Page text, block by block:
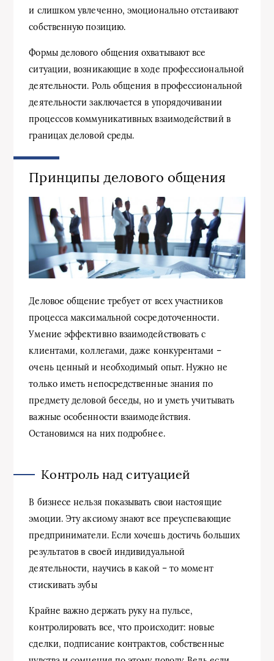
и слишком увлеченно, эмоционально отстаивают
собственную позицию.
Формы делового общения охватывают все
ситуации, возникающие в ходе профессиональной
деятельности. Роль общения в профессиональной
деятельности заключается в упорядочивании
процессов коммуникативных взаимодействий в
границах деловой среды.
Принципы делового общения
Деловое общение требует от всех участников
процесса максимальной сосредоточенности.
Умение эффективно взаимодействовать с
клиентами, коллегами, даже конкурентами –
очень ценный и необходимый опыт. Нужно не
только иметь непосредственные знания по
предмету деловой беседы, но и уметь учитывать
важные особенности взаимодействия.
Остановимся на них подробнее.
Контроль над ситуацией
В бизнесе нельзя показывать свои настоящие
эмоции. Эту аксиому знают все преуспевающие
предприниматели. Если хочешь достичь больших
результатов в своей индивидуальной
деятельности, научись в какой – то момент
стискивать зубы
Крайне важно держать руку на пульсе,
контролировать все, что происходит: новые
сделки, подписание контрактов, собственные